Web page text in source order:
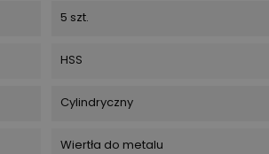
5 szt.
HSS
Cylindryczny
Wiertła do metalu